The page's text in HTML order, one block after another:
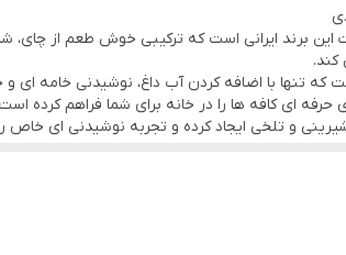
این برند ایرانی است که ترکیبی خوش طعم از
تنها با اضافه کردن آب داغ، نوشیدنی خامه ای
حرفه ای کافه ها را در خانه برای شما فراهم کرده